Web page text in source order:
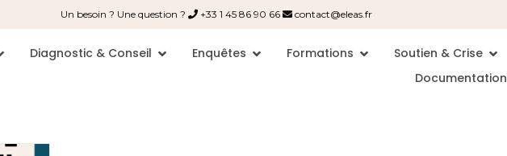
Un besoin ? Une question ? +33 1 45 86 90 66 contact@eleas.fr
Diagnostic & Conseil Enquêtes Formations
Soutien & Crise
Documentation